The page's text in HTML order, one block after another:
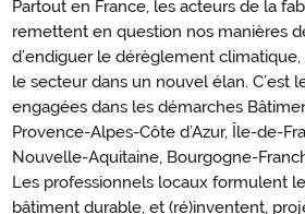
Partout en France, les acteurs de la
remettent en question nos manières
d’endiguer le dérèglement
le secteur dans un nouvel élan. C’est
engagées dans les démarches
Provence-Alpes-Côte d’Azur, Île-de-
Nouvelle-Aquitaine, Bourgogne-
Les professionnels locaux formulent
bâtiment durable, et (ré)inventent,